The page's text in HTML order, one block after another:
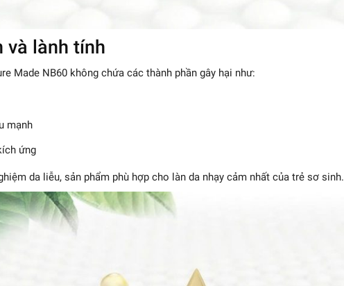
và lành tính
Made NB60 không chứa các thành phần gây hại như:
mạnh
ứng
da liễu, sản phẩm phù hợp cho làn da nhạy cảm nhất của trẻ sơ sinh.